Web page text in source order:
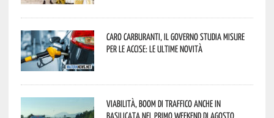
Caro carburanti, il governo studia misure
per le accise: le ultime novità
Viabilità, boom di traffico anche in
Basilicata nel primo weekend di agosto